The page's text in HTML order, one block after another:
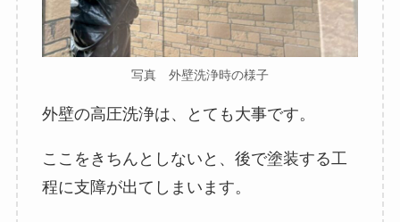
写真 外壁洗浄時の様子
外壁の高圧洗浄は、とても大事です。
ここをきちんとしないと、後で塗装する工
程に支障が出てしまいます。